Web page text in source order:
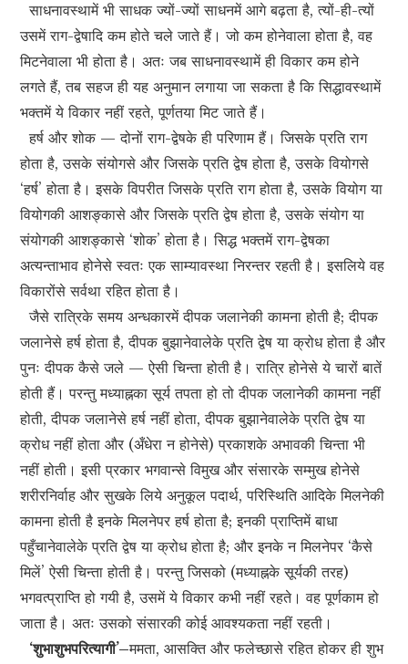
साधनावस्थामें भी साधक ज्यों-ज्यों साधनमें आगे बढ़ता है, त्यों-ही-त्यों
उसमें राग-द्वेषादि कम होते चले जाते हैं। जो कम होनेवाला होता है, वह
मिटनेवाला भी होता है। अतः जब साधनावस्थामें ही विकार कम होने
लगते हैं, तब सहज ही यह अनुमान लगाया जा सकता है कि सिद्धावस्थामें
भक्तमें ये विकार नहीं रहते, पूर्णतया मिट जाते हैं।
हर्ष और शोक — दोनों राग-द्वेषके ही परिणाम हैं। जिसके प्रति राग
होता है, उसके संयोगसे और जिसके प्रति द्वेष होता है, उसके वियोगसे
‘हर्ष’ होता है। इसके विपरीत जिसके प्रति राग होता है, उसके वियोग या
वियोगकी आशङ्कासे और जिसके प्रति द्वेष होता है, उसके संयोग या
संयोगकी आशङ्कासे ‘शोक’ होता है। सिद्ध भक्तमें राग-द्वेषका
अत्यन्ताभाव होनेसे स्वतः एक साम्यावस्था निरन्तर रहती है। इसलिये वह
विकारोंसे सर्वथा रहित होता है।
जैसे रात्रिके समय अन्धकारमें दीपक जलानेकी कामना होती है; दीपक
जलानेसे हर्ष होता है, दीपक बुझानेवालेके प्रति द्वेष या क्रोध होता है और
पुनः दीपक कैसे जले — ऐसी चिन्ता होती है। रात्रि होनेसे ये चारों बातें
होती हैं। परन्तु मध्याह्नका सूर्य तपता हो तो दीपक जलानेकी कामना नहीं
होती, दीपक जलानेसे हर्ष नहीं होता, दीपक बुझानेवालेके प्रति द्वेष या
क्रोध नहीं होता और (अँधेरा न होनेसे) प्रकाशके अभावकी चिन्ता भी
नहीं होती। इसी प्रकार भगवान्से विमुख और संसारके सम्मुख होनेसे
शरीरनिर्वाह और सुखके लिये अनुकूल पदार्थ, परिस्थिति आदिके मिलनेकी
कामना होती है इनके मिलनेपर हर्ष होता है; इनकी प्राप्तिमें बाधा
पहुँचानेवालेके प्रति द्वेष या क्रोध होता है; और इनके न मिलनेपर ‘कैसे
मिलें’ ऐसी चिन्ता होती है। परन्तु जिसको (मध्याह्नके सूर्यकी तरह)
भगवत्प्राप्ति हो गयी है, उसमें ये विकार कभी नहीं रहते। वह पूर्णकाम हो
जाता है। अतः उसको संसारकी कोई आवश्यकता नहीं रहती।
‘शुभाशुभपरित्यागी’–ममता, आसक्ति और फलेच्छासे रहित होकर ही शुभ